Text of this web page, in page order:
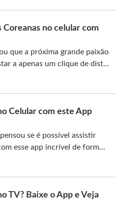
no celular com
que a próxima grande paixão
a apenas um clique de dist...
Celular com este App
se é possível assistir
esse app incrível de form...
TV? Baixe o App e Veja